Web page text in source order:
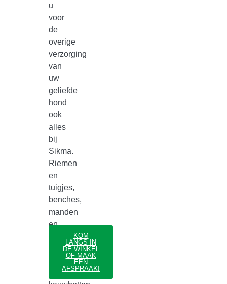
Hond
Assortiment
u
voor
de
overige
verzorging
van
uw
geliefde
hond
ook
alles
bij
Sikma.
Riemen
en
tuigjes,
benches,
manden
en
kussens,
drinkbakken,
KOM
LANGS IN
DE WINKEL
OF MAAK
EEN
AFSPRAAK!